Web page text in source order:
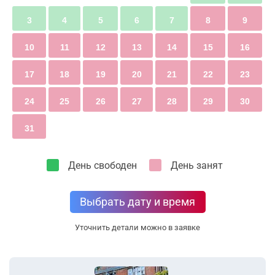
ещё многое другое предстанет перед нами в этом
городе на берегу фьорда.
3 4 5 6 7 8 9
10 11 12 13 14 15 16
17 18 19 20 21 22 23
24 25 26 27 28 29 30
31
День свободен День занят
Выбрать дату и время
Уточнить детали можно в заявке